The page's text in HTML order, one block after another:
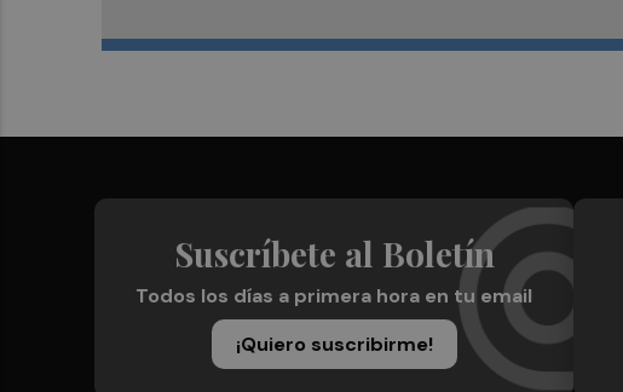
Suscríbete al Boletín
Todos los días a primera hora en tu email
¡Quiero suscribirme!